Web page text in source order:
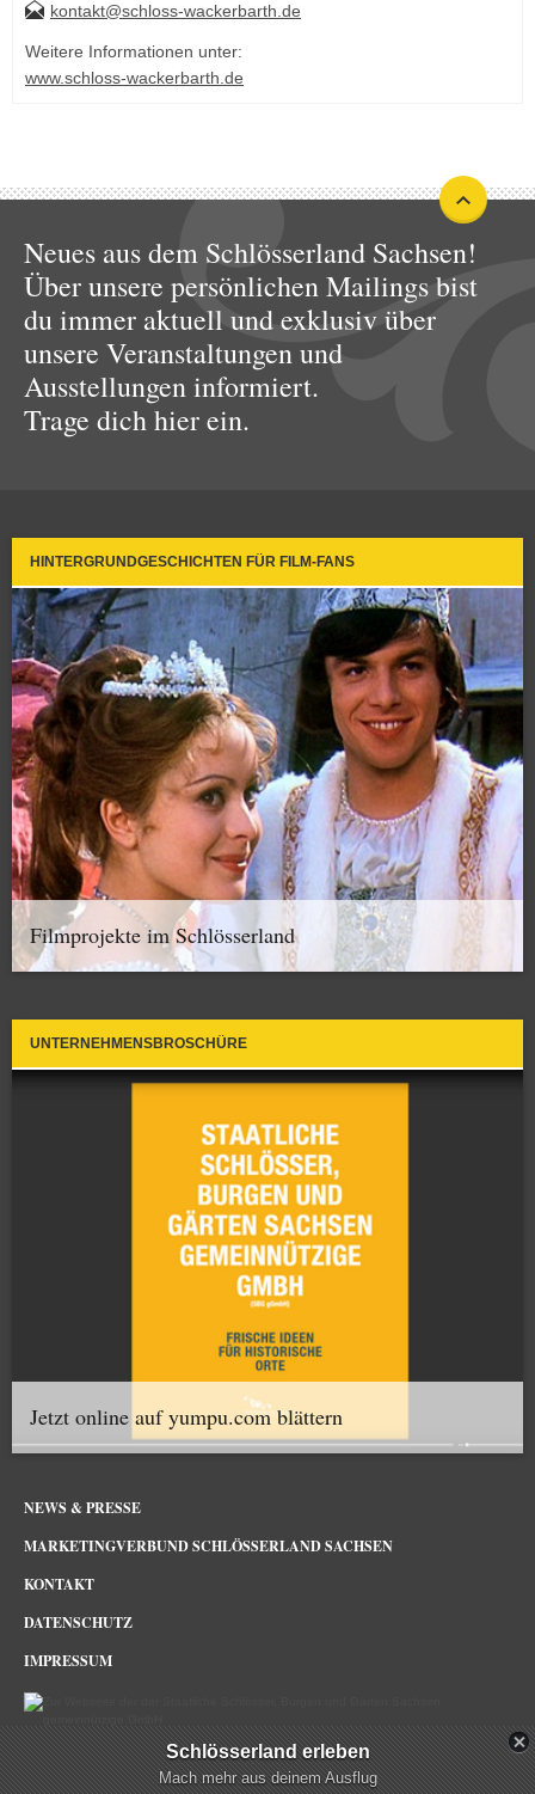
kontakt@schloss-wackerbarth.de
Weitere Informationen unter:
www.schloss-wackerbarth.de
Neues aus dem Schlösserland Sachsen!
Über unsere persönlichen Mailings bist
du immer aktuell und exklusiv über
unsere Veranstaltungen und
Ausstellungen informiert.
Trage dich hier ein.
HINTERGRUNDGESCHICHTEN FÜR FILM-FANS
Filmprojekte im Schlösserland
UNTERNEHMENSBROSCHÜRE
Jetzt online auf yumpu.com blättern
NEWS & PRESSE
MARKETINGVERBUND SCHLÖSSERLAND SACHSEN
KONTAKT
DATENSCHUTZ
IMPRESSUM
Schlösserland Sachsen im Netz
Schlösserland erleben
Mach mehr aus deinem Ausflug